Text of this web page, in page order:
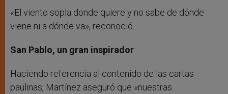
«El viento sopla donde quiere y no sabe de dónde
viene ni a dónde va», reconoció.
San Pablo, un gran inspirador
Haciendo referencia al contenido de las cartas
paulinas, Martínez aseguró que «nuestras